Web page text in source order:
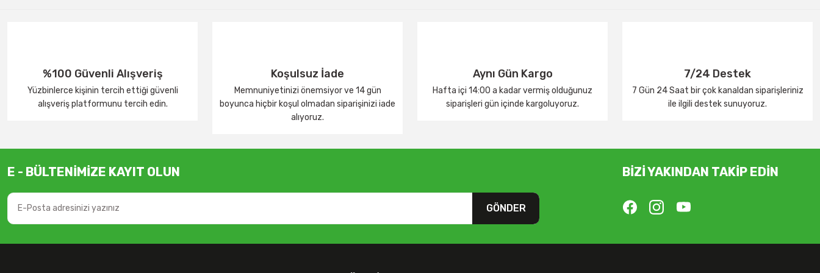
%100 Güvenli Alışveriş
Yüzbinlerce kişinin tercih ettiği güvenli
alışveriş platformunu tercih edin.
Koşulsuz İade
Memnuniyetinizi önemsiyor ve 14 gün
boyunca hiçbir koşul olmadan siparişinizi iade
alıyoruz.
Aynı Gün Kargo
Hafta içi 14:00 a kadar vermiş olduğunuz
siparişleri gün içinde kargoluyoruz.
7/24 Destek
7 Gün 24 Saat bir çok kanaldan siparişleriniz
ile ilgili destek sunuyoruz.
E - BÜLTENİMİZE KAYIT OLUN
GÖNDER
BİZİ YAKINDAN TAKİP EDİN